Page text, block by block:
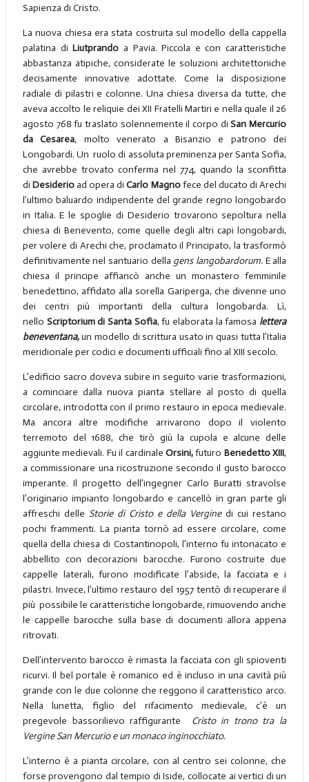
Sapienza di Cristo.
La nuova chiesa era stata costruita sul modello della cappella
palatina diLiutprando a Pavia. Piccola e con caratteristiche
abbastanza atipiche, considerate le soluzioni architettoniche
decisamente innovative adottate. Come la disposizione
radiale di pilastri e colonne. Una chiesa diversa da tutte, che
aveva accolto le reliquie dei XII Fratelli Martiri e nella quale il 26
agosto 768 fu traslato solennemente il corpo diSan Mercurio
da Cesarea, molto venerato a Bisanzio e patrono dei
Longobardi. Un ruolo di assoluta preminenza per Santa Sofia,
che avrebbe trovato conferma nel 774, quando la sconfitta
di Desiderioad opera diCarlo Magnofece del ducato di Arechi
l’ultimo baluardo indipendente del grande regno longobardo
in Italia. E le spoglie di Desiderio trovarono sepoltura nella
chiesa di Benevento, come quelle degli altri capi longobardi,
per volere di Arechi che, proclamato il Principato, la trasformò
definitivamente nel santuario della gens langobardorum. E alla
chiesa il principe affiancò anche un monastero femminile
benedettino, affidato alla sorella Gariperga, che divenne uno
dei centri più importanti della cultura longobarda. Lì,
nello Scriptorium di Santa Sofia, fu elaborata la famosa lettera
beneventana,un modello di scrittura usato in quasi tutta l’Italia
meridionale per codici e documenti ufficiali fino al XIII secolo.
L’edificio sacro doveva subire in seguito varie trasformazioni,
a cominciare dalla nuova pianta stellare al posto di quella
circolare, introdotta con il primo restauro in epoca medievale.
Ma ancora altre modifiche arrivarono dopo il violento
terremoto del 1688, che tirò giù la cupola e alcune delle
aggiunte medievali. Fu il cardinale Orsini,futuro Benedetto XIII,
a commissionare una ricostruzione secondo il gusto barocco
imperante. Il progetto dell’ingegner Carlo Buratti stravolse
l’originario impianto longobardo e cancellò in gran parte gli
affreschi delle Storie di Cristo e della Verginedi cui restano
pochi frammenti. La pianta tornò ad essere circolare, come
quella della chiesa di Costantinopoli, l’interno fu intonacato e
abbellito con decorazioni barocche. Furono costruite due
cappelle laterali, furono modificate l’abside, la facciata e i
pilastri. Invece, l’ultimo restauro del 1957 tentò di recuperare il
più possibile le caratteristiche longobarde, rimuovendo anche
le cappelle barocche sulla base di documenti allora appena
ritrovati.
Dell’intervento barocco è rimasta la facciata con gli spioventi
ricurvi. Il bel portale è romanico ed è incluso in una cavità più
grande con le due colonne che reggono il caratteristico arco.
Nella lunetta, figlio del rifacimento medievale, c’è un
pregevole bassorilievo raffigurante Cristo in trono tra la
Vergine San Mercurio e un monaco inginocchiato.
L’interno è a pianta circolare, con al centro sei colonne, che
forse provengono dal tempio di Iside, collocate ai vertici di un